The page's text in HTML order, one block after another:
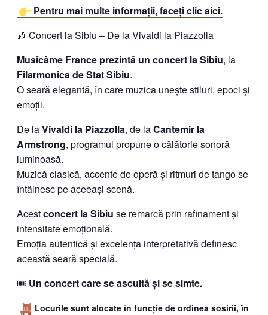
Pentru mai multe informații, faceți clic aici.
🎶 Concert la Sibiu – De la Vivaldi la Piazzolla
Musicâme France prezintă un concert la Sibiu, la
Filarmonica de Stat Sibiu.
O seară elegantă, în care muzica unește stiluri, epoci și
emoții.
De laVivaldi la Piazzolla, de laCantemir la
Armstrong, programul propune o călătorie sonoră
luminoasă.
Muzică clasică, accente de operă și ritmuri de tango se
întâlnesc pe aceeași scenă.
Acestconcert la Sibiu se remarcă prin rafinament și
intensitate emoțională.
Emoția autentică și excelența interpretativă definesc
această seară specială.
🎟️ Un concert care se ascultă și se simte.
Locurile sunt alocate în funcție de ordinea sosirii, în